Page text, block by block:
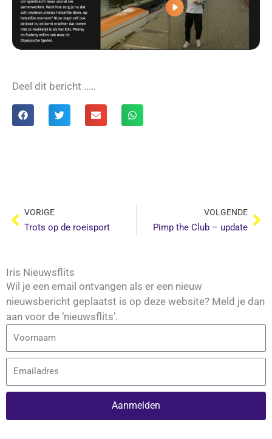
Deel dit bericht .....
Vorige
VORIGE
Trots op de roeisport
VOLGENDE
Pimp the Club – update
Iris Nieuwsflits
Wil je een email ontvangen als er een nieuw
nieuwsbericht geplaatst is op deze website? Meld je dan
aan voor de ‘nieuwsflits’.
Email
Aanmelden